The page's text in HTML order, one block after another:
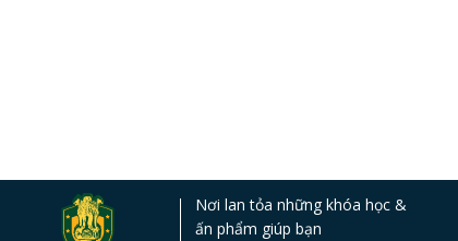
Nơi lan tỏa những khóa học &
ấn phẩm giúp bạn